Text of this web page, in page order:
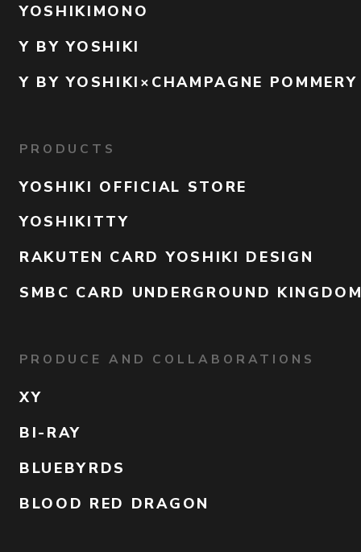
YOSHIKIMONO
Y BY YOSHIKI
Y BY YOSHIKI×CHAMPAGNE POMMERY
PRODUCTS
YOSHIKI OFFICIAL STORE
YOSHIKITTY
RAKUTEN CARD YOSHIKI DESIGN
SMBC CARD UNDERGROUND
PRODUCE AND COLLABORATIONS
XY
BI-RAY
BLUEBYRDS
BLOOD RED DRAGON